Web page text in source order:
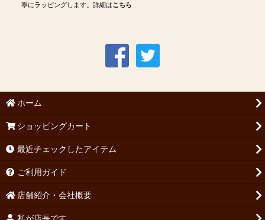
寧にラッピングします。詳細はこちら
ホーム
ショッピングカート
最近チェックしたアイテム
ご利用ガイド
店舗紹介・会社概要